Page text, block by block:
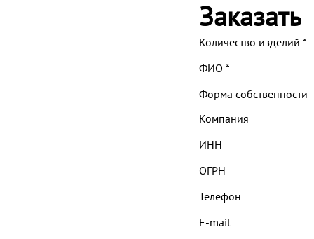
Заказать
Количество изделий *
ФИО *
Форма собственности
Компания
ИНН
ОГРН
Телефон
E-mail